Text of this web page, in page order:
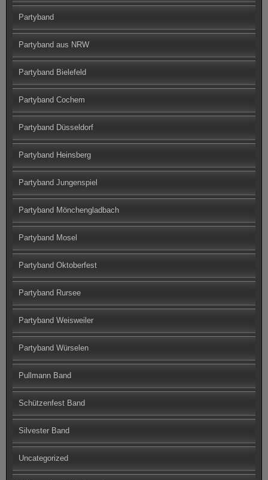
Partyband
Partyband aus NRW
Partyband Bielefeld
Partyband Cochem
Partyband Düsseldorf
Partyband Heinsberg
Partyband Jungenspiel
Partyband Mönchengladbach
Partyband Mosel
Partyband Oktoberfest
Partyband Rursee
Partyband Weisweiler
Partyband Würselen
Pullmann Band
Schützenfest Band
Silvester Band
Uncategorized